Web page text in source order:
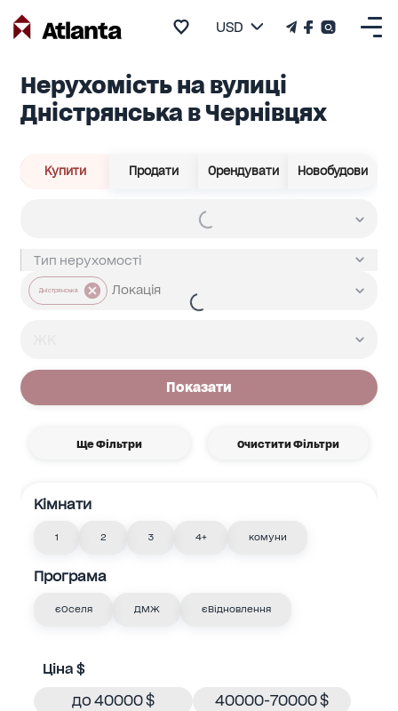
USD
Нерухомість на вулиці
Дністрянська в Чернівцях
Купити Продати Орендувати Новобудови
Дністрянська
Показати
Ще Фільтри Очистити Фільтри
Кімнати
1 2 3 4+ комуни
Програма
єОселя ДМЖ єВідновлення
Ціна $
до 40000 $
40000-70000 $